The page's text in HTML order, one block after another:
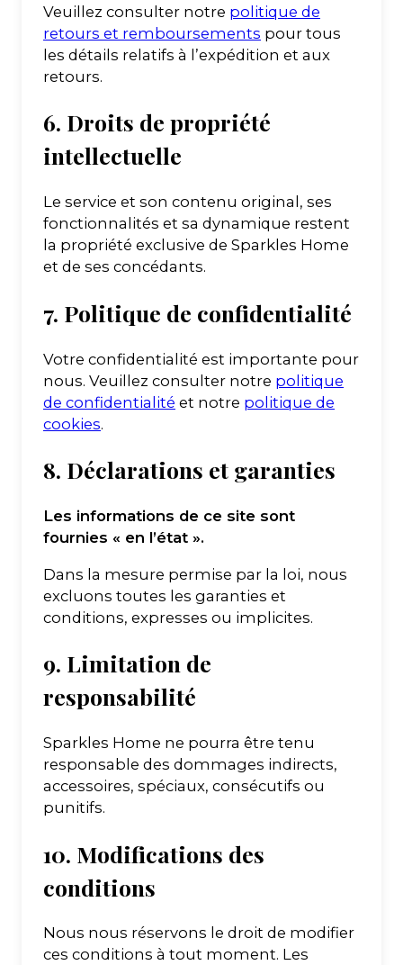
Veuillez consulter notre politique de
retours et remboursements pour tous
les détails relatifs à l’expédition et aux
retours.
6. Droits de propriété
intellectuelle
Le service et son contenu original, ses
fonctionnalités et sa dynamique restent
la propriété exclusive de Sparkles Home
et de ses concédants.
7. Politique de confidentialité
Votre confidentialité est importante pour
nous. Veuillez consulter notre politique
de confidentialité et notre politique de
cookies.
8. Déclarations et garanties
Les informations de ce site sont
fournies « en l’état ».
Dans la mesure permise par la loi, nous
excluons toutes les garanties et
conditions, expresses ou implicites.
9. Limitation de
responsabilité
Sparkles Home ne pourra être tenu
responsable des dommages indirects,
accessoires, spéciaux, consécutifs ou
punitifs.
10. Modifications des
conditions
Nous nous réservons le droit de modifier
ces conditions à tout moment. Les